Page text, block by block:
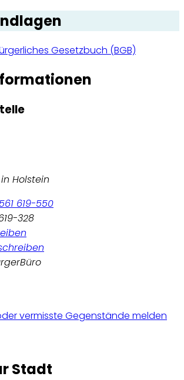
Gesetzbuch (BGB)
Holstein
619-550
328
vermisste Gegenstände melden
Stadt